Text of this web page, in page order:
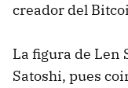
creador del
La figura de Len
Satoshi, pues